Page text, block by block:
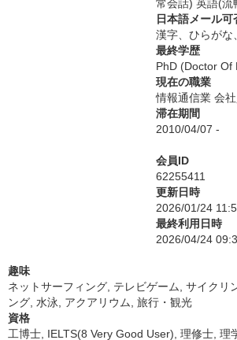
常会話) 英語(流
日本語メール可
漢字、ひらがな
最終学歴
PhD (Doctor Of
現在の職業
情報通信業 会
滞在期間
2010/04/07 -
会員ID
62255411
更新日時
2026/01/24
最終利用日時
2026/04/24
趣味
ネットサーフィング, テレビゲーム, サイクリ
ング, 水泳, アクアリウム, 旅行・観光
資格
工博士, IELTS(8 Very Good User), 理修士, 理